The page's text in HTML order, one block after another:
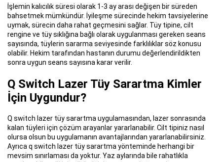
İşlemin kalıcılık süresi olarak 1-3 ay arası değişen bir süreden
bahsetmek mümkündür. İyileşme sürecinde hekim tavsiyelerine
uymak, sürecin daha rahat geçmesini sağlar. Tüy tipine, cilt
rengine ve tüy sıklığına bağlı olarak uygulanması gereken seans
sayısında, tüylerin sararma seviyesinde farklılıklar söz konusu
olabilir. Hekim tarafından hastanın durumu değerlendirildikten
sonra uygun seans sayısına karar verilir.
Q Switch Lazer Tüy Sarartma Kimler
İçin Uygundur?
Q switch lazer tüy sarartma uygulamasından, lazer sonrasında
kalan tüyleri için çözüm arayanlar yararlanabilir. Cilt tipiniz nasıl
olursa olsun bu uygulamanın avantajlarından yararlanabilirsiniz.
Ayrıca q switch lazer tüy sarartma yönteminde herhangi bir
mevsim sınırlaması da yoktur. Yaz aylarında bile rahatlıkla